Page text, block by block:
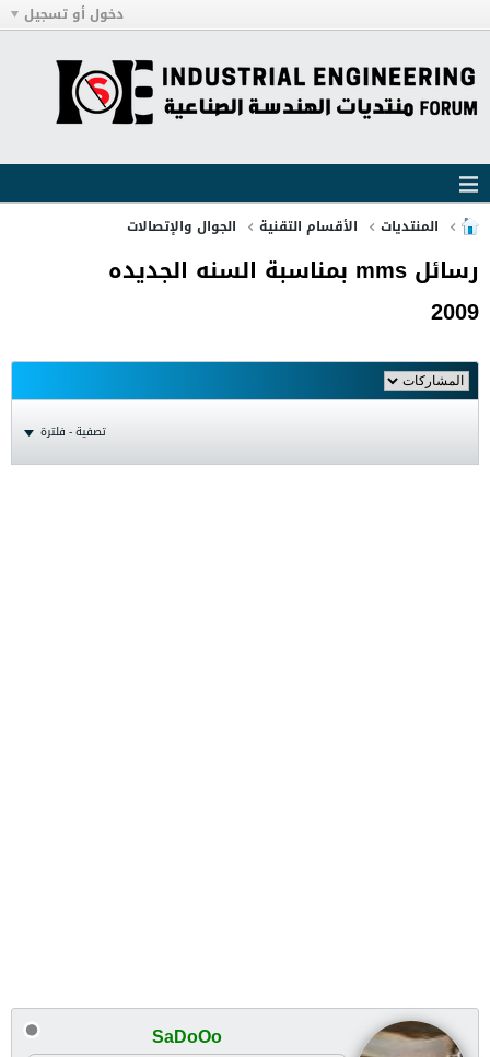
دخول أو تسجيل
المنتديات الأقسام التقنية الجوال والإتصالات
رسائل mms بمناسبة السنه الجديده
2009
تصفية - فلترة
SaDoOo